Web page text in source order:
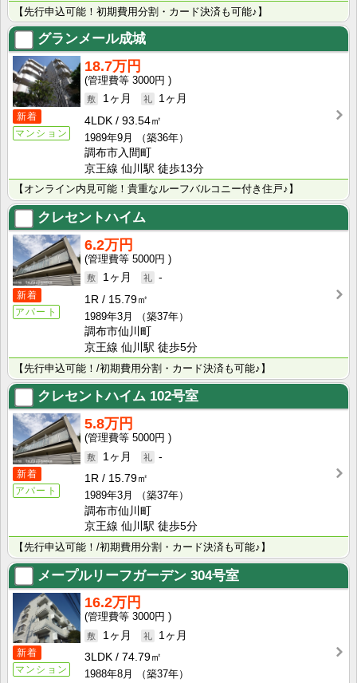
【先行申込可能！初期費用分割・カード決済も可能♪】
グランメール成城
新着
マンション
18.7万円
3000円
1ヶ月
1ヶ月
4LDK
93.54㎡
1989年9月
（築36年）
調布市入間町
京王線 仙川駅 徒歩13分
【オンライン内見可能！貴重なルーフバルコニー付き住戸♪】
クレセントハイム
新着
アパート
6.2万円
5000円
1ヶ月
-
1R
15.79㎡
1989年3月
（築37年）
調布市仙川町
京王線 仙川駅 徒歩5分
【先行申込可能！/初期費用分割・カード決済も可能♪】
クレセントハイム 102号室
新着
アパート
5.8万円
5000円
1ヶ月
-
1R
15.79㎡
1989年3月
（築37年）
調布市仙川町
京王線 仙川駅 徒歩5分
【先行申込可能！/初期費用分割・カード決済も可能♪】
メープルリーフガーデン 304号室
新着
マンション
16.2万円
3000円
1ヶ月
1ヶ月
3LDK
74.79㎡
1988年8月
（築37年）